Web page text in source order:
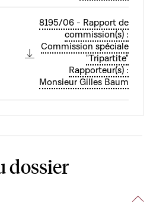
8195/06 - Rapport de
commission(s) :
Commission spéciale
"Tripartite"
Rapporteur(s) :
Monsieur Gilles Baum
dossier